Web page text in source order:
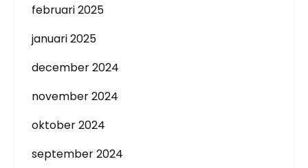
februari 2025
januari 2025
december 2024
november 2024
oktober 2024
september 2024